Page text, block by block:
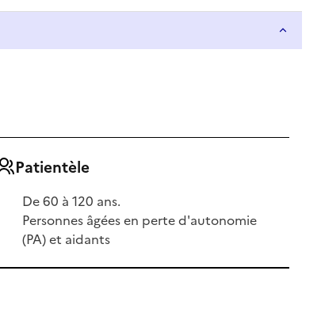
Patientèle
De 60 à 120 ans.
Personnes âgées en perte d'autonomie
(PA) et aidants